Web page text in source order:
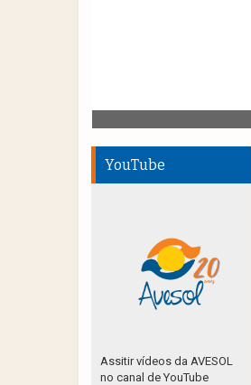
YouTube
Assitir vídeos da AVESOL
no canal de YouTube